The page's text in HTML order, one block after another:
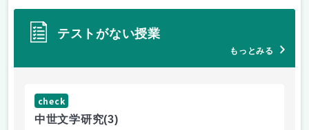
テストがない授業
もっとみる
check
中世文学研究(3)